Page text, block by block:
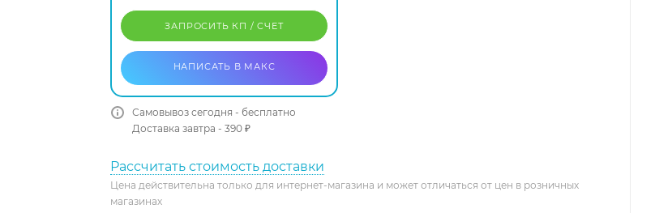
ЗАПРОСИТЬ КП / CЧЕТ
НАПИСАТЬ В МАКС
Самовывоз сегодня - бесплатно
Доставка завтра - 390 ₽
Рассчитать стоимость доставки
Цена действительна только для интернет-магазина и может отличаться от цен в розничных
магазинах